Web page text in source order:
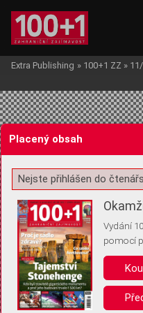
Žádost o souhlas s
Pro základní fungování webu
(tzv. cookies apod.). Rádi
uložením volitelných informací:
Anonymní unikátní ID
Extra Publishing » 100+1 ZZ »
Placený obsah
Nejste přihlášen do
Vydání
pomocí